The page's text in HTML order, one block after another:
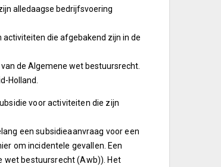
alledaagse bedrijfsvoering
die afgebakend zijn in de
de Algemene wet bestuursrecht.
Holland.
voor activiteiten die zijn
een subsidieaanvraag voor een
om incidentele gevallen. Een
wet bestuursrecht (Awb)). Het